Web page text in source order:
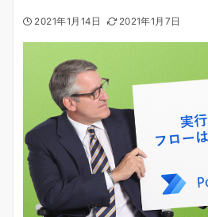
2021年1月14日 2021年1月7日